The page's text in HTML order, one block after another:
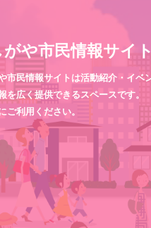
がや市民情報サイト
市民情報サイトは活動紹介・イベ
を広く提供できるスペースです。
ご利用ください。